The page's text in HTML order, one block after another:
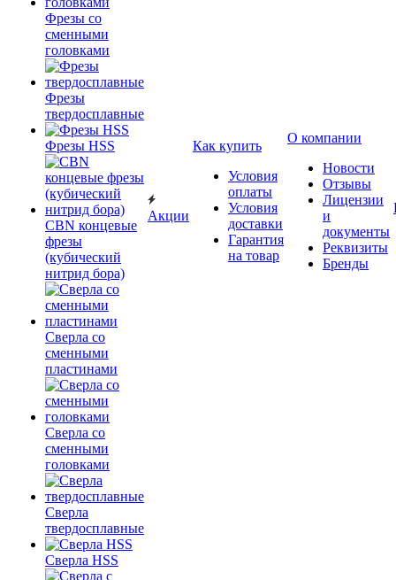
Фрезы со
сменными
головками
Фрезы
твердосплавные
Фрезы HSS
CBN концевые
фрезы
(кубический
нитрид бора)
Сверла со
сменными
пластинами
Сверла со
сменными
головками
Сверла
твердосплавные
Сверла HSS
Акции
Как купить
Условия
оплаты
Условия
доставки
Гарантия
на товар
О компании
Новости
Отзывы
Лицензии
и
документы
Реквизиты
Бренды